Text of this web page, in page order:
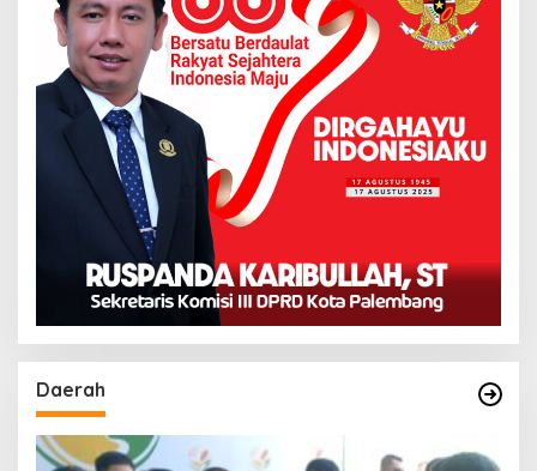
Daerah